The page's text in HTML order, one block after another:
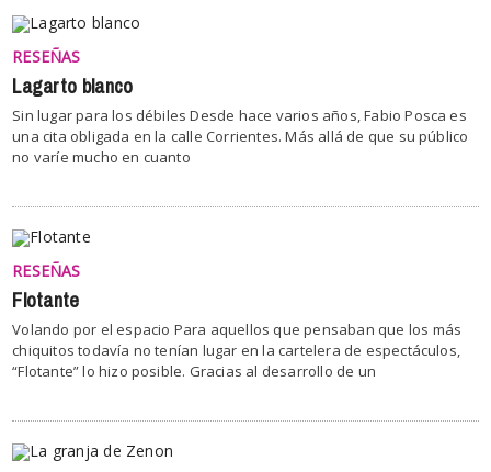
RESEÑAS
Lagarto blanco
Sin lugar para los débiles Desde hace varios años, Fabio Posca es
una cita obligada en la calle Corrientes. Más allá de que su público
no varíe mucho en cuanto
RESEÑAS
Flotante
Volando por el espacio Para aquellos que pensaban que los más
chiquitos todavía no tenían lugar en la cartelera de espectáculos,
“Flotante” lo hizo posible. Gracias al desarrollo de un